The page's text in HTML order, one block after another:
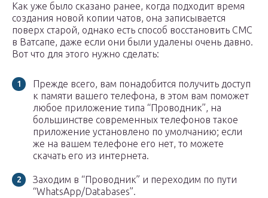
Как уже было сказано ранее, когда подходит время
создания новой копии чатов, она записывается
поверх старой, однако есть способ восстановить СМС
в Ватсапе, даже если они были удалены очень давно.
Вот что для этого нужно сделать:
Прежде всего, вам понадобится получить доступ
к памяти вашего телефона, в этом вам поможет
любое приложение типа “Проводник”, на
большинстве современных телефонов такое
приложение установлено по умолчанию; если
же на вашем телефоне его нет, то можете
скачать его из интернета.
Заходим в “Проводник” и переходим по пути
“WhatsApp/Databases”.